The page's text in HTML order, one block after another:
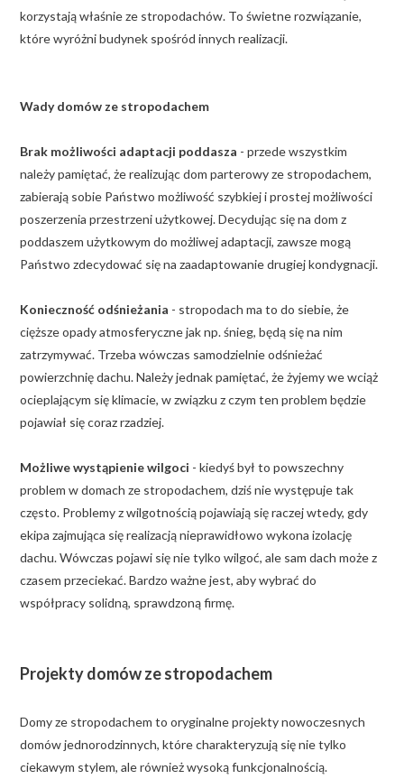
korzystają właśnie ze stropodachów. To świetne rozwiązanie,
które wyróżni budynek spośród innych realizacji.
Wady domów ze stropodachem
Brak możliwości adaptacji poddasza - przede wszystkim
należy pamiętać, że realizując dom parterowy ze stropodachem,
zabierają sobie Państwo możliwość szybkiej i prostej możliwości
poszerzenia przestrzeni użytkowej. Decydując się na dom z
poddaszem użytkowym do możliwej adaptacji, zawsze mogą
Państwo zdecydować się na zaadaptowanie drugiej kondygnacji.
Konieczność odśnieżania - stropodach ma to do siebie, że
cięższe opady atmosferyczne jak np. śnieg, będą się na nim
zatrzymywać. Trzeba wówczas samodzielnie odśnieżać
powierzchnię dachu. Należy jednak pamiętać, że żyjemy we wciąż
ocieplającym się klimacie, w związku z czym ten problem będzie
pojawiał się coraz rzadziej.
Możliwe wystąpienie wilgoci - kiedyś był to powszechny
problem w domach ze stropodachem, dziś nie występuje tak
często. Problemy z wilgotnością pojawiają się raczej wtedy, gdy
ekipa zajmująca się realizacją nieprawidłowo wykona izolację
dachu. Wówczas pojawi się nie tylko wilgoć, ale sam dach może z
czasem przeciekać. Bardzo ważne jest, aby wybrać do
współpracy solidną, sprawdzoną firmę.
Projekty domów ze stropodachem
Domy ze stropodachem to oryginalne projekty nowoczesnych
domów jednorodzinnych, które charakteryzują się nie tylko
ciekawym stylem, ale również wysoką funkcjonalnością.